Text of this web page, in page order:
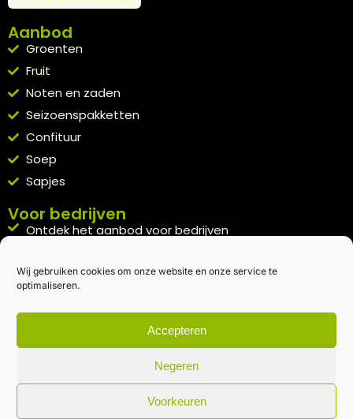
Wij gebruiken cookies om onze website en onze service te
optimaliseren.
Accepteren
Negeren
Voorkeuren
Aanbod
Groenten
Fruit
Noten en zaden
Seizoenspakketten
Confituur
Soep
Sapjes
Voor bedrijven
Ontdek het aanbod voor bedrijven
Kennismakingspakket aanvragen
Blijft op de hoogte
Rechtstreeks van het veld naar je inbox.
Inschrijven nieuwsbrief